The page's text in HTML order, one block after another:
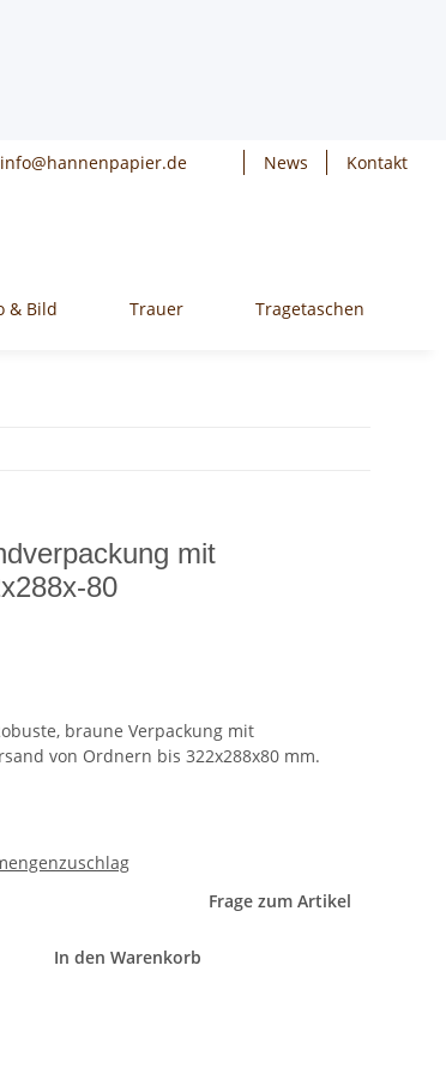
News
Kontakt
info@hannenpapier.de
& Bild Trauer Tragetaschen
mit
80
braune Verpackung mit
von Ordnern bis 322x288x80 mm.
Frage zum Artikel
In den Warenkorb